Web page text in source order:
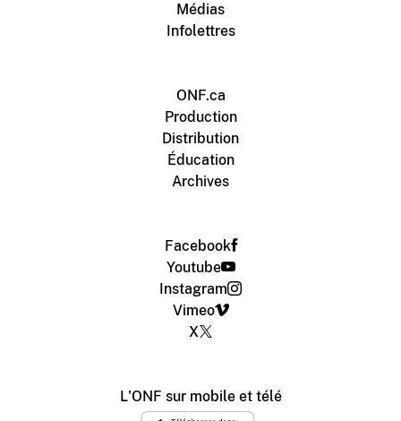
Médias
Infolettres
ONF.ca
Production
Distribution
Éducation
Archives
Facebook
Youtube
Instagram
Vimeo
X
L'ONF sur mobile et télé